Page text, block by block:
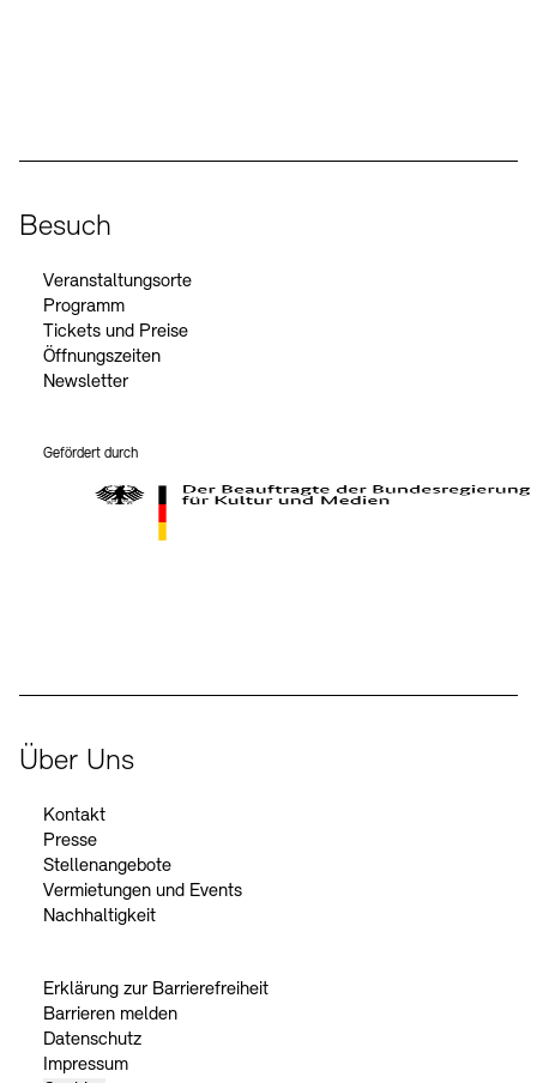
Besuch
Veranstaltungsorte
Programm
Tickets und Preise
Öffnungszeiten
Newsletter
Gefördert durch
Über Uns
Kontakt
Presse
Stellenangebote
Vermietungen und Events
Nachhaltigkeit
Erklärung zur Barrierefreiheit
Barrieren melden
Datenschutz
Impressum